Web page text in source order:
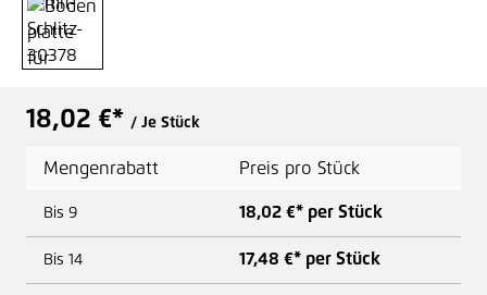
18,02 €* / Je Stück
Mengenrabatt Preis pro Stück
Bis 9 18,02 €* per Stück
Bis 14 17,48 €* per Stück